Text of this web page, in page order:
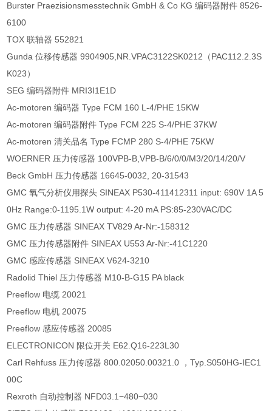
Burster Praezisionsmesstechnik GmbH & Co KG 编码器附件 8526-
6100
TOX 联轴器 552821
Gunda 位移传感器 9904905,NR.VPAC3122SK0212（PAC112.2.3S
K023）
SEG 编码器附件 MRI3I1E1D
Ac-motoren 编码器 Type FCM 160 L-4/PHE 15KW
Ac-motoren 编码器附件 Type FCM 225 S-4/PHE 37KW
Ac-motoren 清关品名 Type FCMP 280 S-4/PHE 75KW
WOERNER 压力传感器 100VPB-B,VPB-B/6/0/0/M3/20/14/20/V
Beck GmbH 压力传感器 16645-0032, 20-31543
GMC 氧气分析仪用探头 SINEAX P530-411412311 input: 690V 1A 5
0Hz Range:0-1195.1W output: 4-20 mA PS:85-230VAC/DC
GMC 压力传感器 SINEAX TV829 Ar-Nr:-158312
GMC 压力传感器附件 SINEAX U553 Ar-Nr:-41C1220
GMC 感应传感器 SINEAX V624-3210
Radolid Thiel 压力传感器 M10-B-G15 PA black
Preeflow 电缆 20021
Preeflow 电机 20075
Preeflow 感应传感器 20085
ELECTRONICON 限位开关 E62.Q16-223L30
Carl Rehfuss 压力传感器 800.02050.00321.0 ，Typ.S050HG-IEC1
00C
Rexroth 自动控制器 NFD03.1−480−030